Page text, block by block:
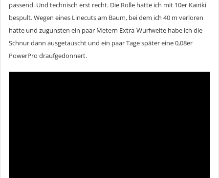
passend. Und technisch erst recht. Die Rolle hatte ich mit 10er Kairiki
bespult. Wegen eines Linecuts am Baum, bei dem ich 40 m verloren
hatte und zugunsten ein paar Metern Extra-Wurfweite habe ich die
Schnur dann ausgetauscht und ein paar Tage später eine 0,08er
PowerPro draufgedonnert.